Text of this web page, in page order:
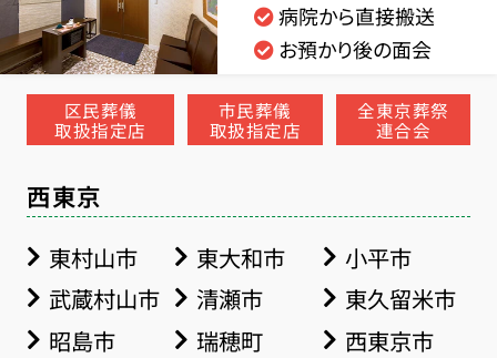
病院から直接搬送
お預かり後の面会
区民葬儀
取扱指定店
市民葬儀
取扱指定店
全東京葬祭
連合会
西東京
東村山市 東大和市
小平市
武蔵村山市
清瀬市
東久留米市
昭島市
瑞穂町
西東京市